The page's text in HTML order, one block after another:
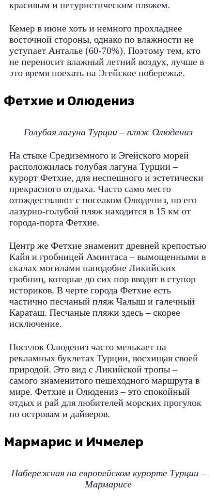
красивым и нетуристическим пляжем.
Кемер в июне хоть и немного прохладнее
восточной стороны, однако по влажности не
уступает Анталье (60-70%). Поэтому тем, кто
не переносит влажный летний воздух, лучше в
это время поехать на Эгейское побережье.
Фетхие и Олюдениз
Голубая лагуна Турции – пляж Олюдениз
На стыке Средиземного и Эгейского морей
расположилась голубая лагуна Турции –
курорт Фетхие, для неспешного и эстетически
прекрасного отдыха. Часто само место
отождествляют с поселком Олюдениз, но его
лазурно-голубой пляж находится в 15 км от
города-порта Фетхие.
Центр же Фетхие знаменит древней крепостью
Кайя и гробницей Аминтаса – вымощенными в
скалах могилами наподобие Ликийских
гробниц, которые до сих пор вводят в ступор
историков. В черте города Фетхие есть
частично песчаный пляж Чалыш и галечный
Караташ. Песчаные пляжи здесь – скорее
исключение.
Поселок Олюдениз часто мелькает на
рекламных буклетах Турции, восхищая своей
природой. Это вид с Ликийской тропы –
самого знаменитого пешеходного маршрута в
мире. Фетхие и Олюдениз – это спокойный
отдых и рай для любителей морских прогулок
по островам и дайверов.
Мармарис и Ичмелер
Набережная на европейском курорте Турции –
Мармарисе